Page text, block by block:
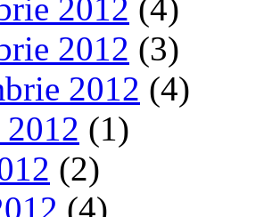
2012 (4)
2012 (3)
2012 (4)
2012 (1)
(2)
(4)